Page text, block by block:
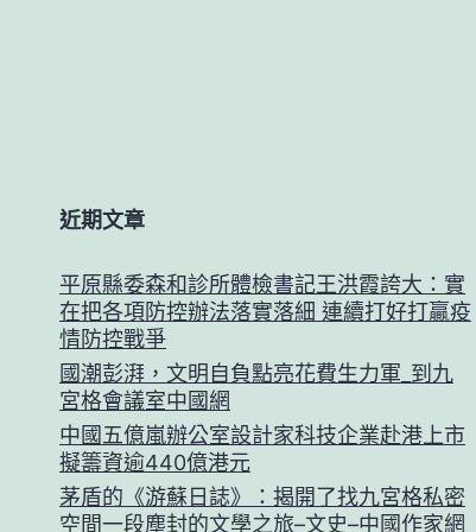
近期文章
平原縣委森和診所體檢書記王洪霞誇大：實
在把各項防控辦法落實落細 連續打好打贏疫
情防控戰爭
國潮彭湃，文明自負點亮花費生力軍_到九
宮格會議室中國網
中國五億嵐辦公室設計家科技企業赴港上市
擬籌資逾440億港元
茅盾的《游蘇日誌》：揭開了找九宮格私密
空間一段塵封的文學之旅–文史–中國作家網